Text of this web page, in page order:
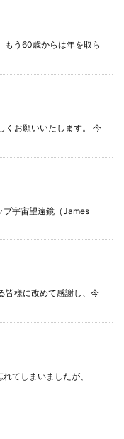
もう60歳からは年を取ら
くお願いいたします。 今
ブ宇宙望遠鏡（James
皆様に改めて感謝し、今
てしまいましたが、